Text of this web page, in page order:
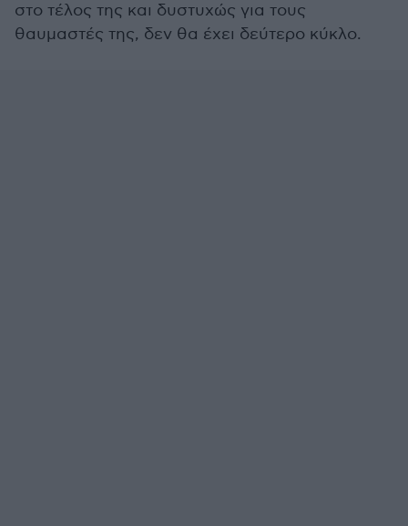
στο τέλος της και δυστυχώς για τους
θαυμαστές της, δεν θα έχει δεύτερο κύκλο.